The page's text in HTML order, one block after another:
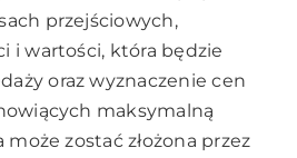
przejściowych,
i wartości, która będzie
oraz wyznaczenie cen
maksymalną
zostać złożona przez